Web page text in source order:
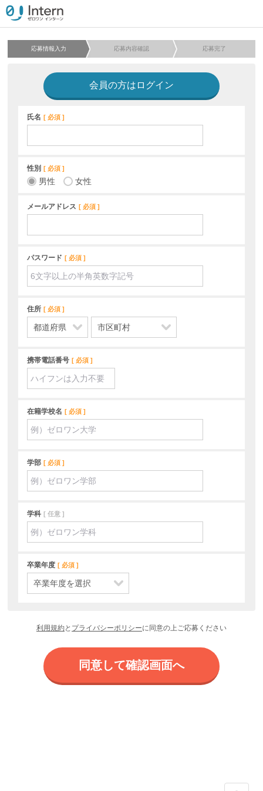
応募情報入力 応募内容確認 応募完了
会員の方はログイン
氏名 必須
性別 必須
男性 女性
メールアドレス 必須
パスワード 必須
住所 必須
携帯電話番号 必須
在籍学校名 必須
学部 必須
学科 任意
卒業年度 必須
利用規約と プライバシーポリシーに同意の上ご応募ください
同意して確認画面へ